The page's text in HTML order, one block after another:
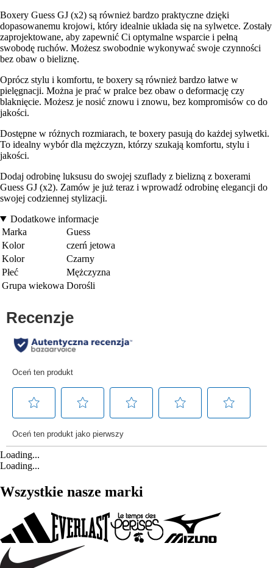
Boxery Guess GJ (x2) są również bardzo praktyczne dzięki
dopasowanemu krojowi, który idealnie układa się na sylwetce. Zostały
zaprojektowane, aby zapewnić Ci optymalne wsparcie i pełną
swobodę ruchów. Możesz swobodnie wykonywać swoje czynności
bez obaw o bieliznę.
Oprócz stylu i komfortu, te boxery są również bardzo łatwe w
pielęgnacji. Można je prać w pralce bez obaw o deformację czy
blaknięcie. Możesz je nosić znowu i znowu, bez kompromisów co do
jakości.
Dostępne w różnych rozmiarach, te boxery pasują do każdej sylwetki.
To idealny wybór dla mężczyzn, którzy szukają komfortu, stylu i
jakości.
Dodaj odrobinę luksusu do swojej szuflady z bielizną z boxerami
Guess GJ (x2). Zamów je już teraz i wprowadź odrobinę elegancji do
swojej codziennej stylizacji.
Dodatkowe informacje
Marka
Guess
Kolor
czerń jetowa
Kolor
Czarny
Płeć
Mężczyzna
Grupa wiekowa Dorośli
Loading...
Loading...
Wszystkie nasze marki